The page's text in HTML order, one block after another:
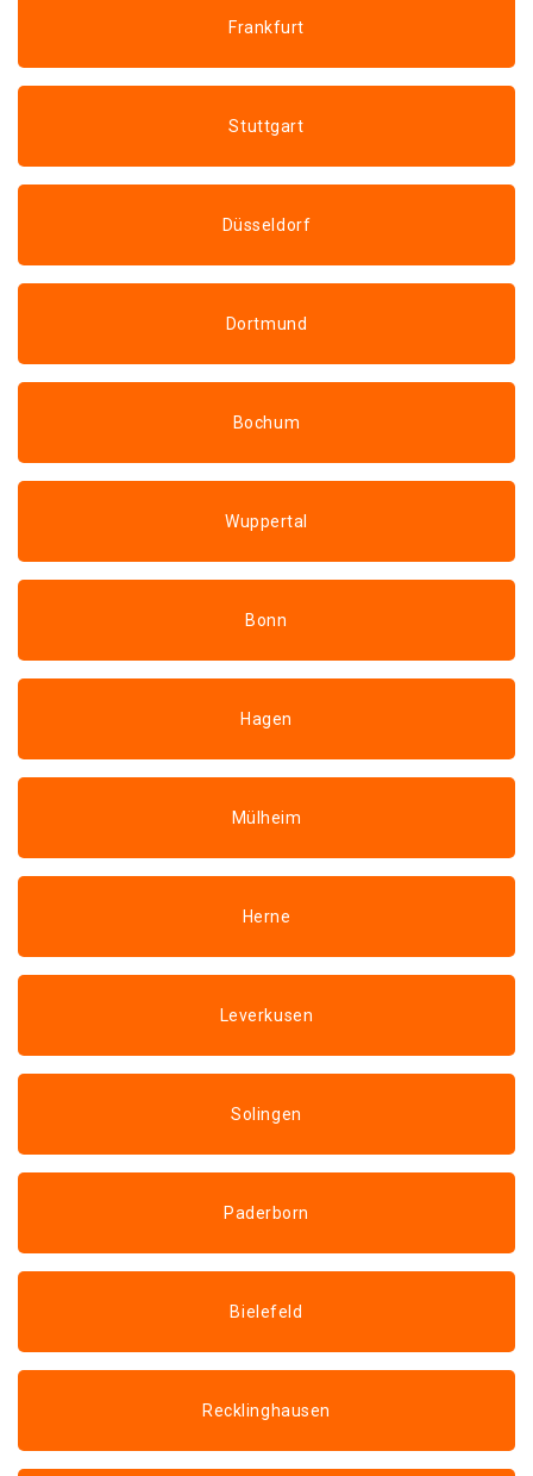
Frankfurt
Stuttgart
Düsseldorf
Dortmund
Bochum
Wuppertal
Bonn
Hagen
Mülheim
Herne
Leverkusen
Solingen
Paderborn
Bielefeld
Recklinghausen